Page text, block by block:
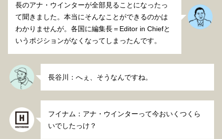
長のアナ・ウインターが全部見ることになったっ
て聞きました。本当にそんなことができるのかは
わかりませんが。各国に編集長＝Editor in Chiefと
いうポジションがなくなってしまったんです。
長谷川：へぇ、そうなんですね。
フイナム：アナ・ウインターって今おいくつくら
いでしたっけ？